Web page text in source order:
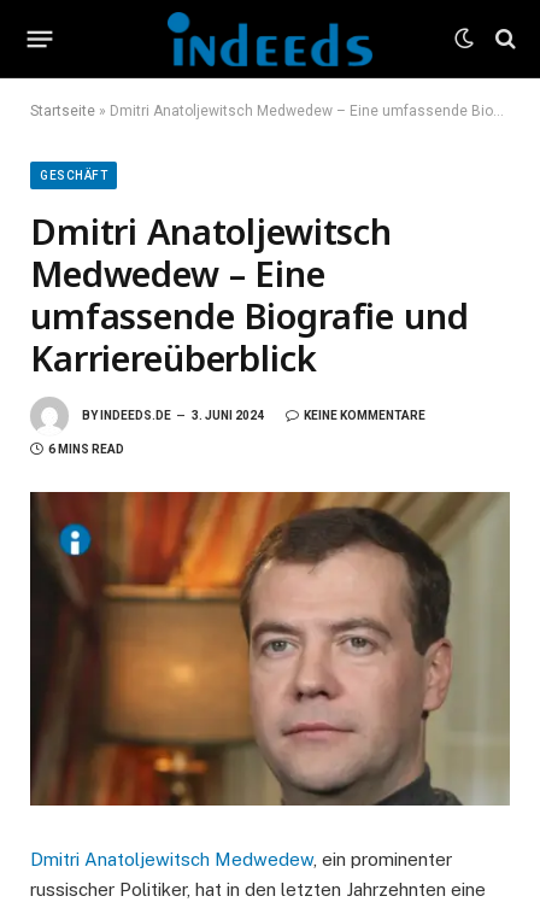
Startseite » Dmitri Anatoljewitsch Medwedew – Eine umfassende Biografie und Karriereüberblick
GESCHÄFT
Dmitri Anatoljewitsch
Medwedew – Eine
umfassende Biografie und
Karriereüberblick
BY INDEEDS.DE 3. JUNI 2024 KEINE KOMMENTARE
6 MINS READ
Dmitri Anatoljewitsch Medwedew, ein prominenter
russischer Politiker, hat in den letzten Jahrzehnten eine